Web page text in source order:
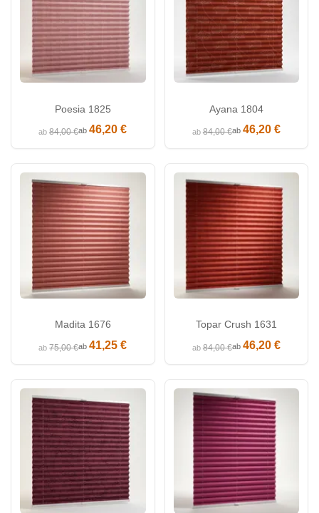
Poesia 1825
ab84,00 €ab46,20 €
Ayana 1804
ab84,00 €ab 46,20 €
Madita 1676
ab75,00 €ab41,25 €
Topar Crush 1631
ab84,00 €ab 46,20 €